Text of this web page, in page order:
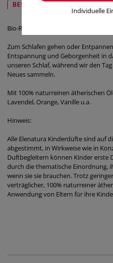
BESCHREIBUNG
Bio-Raumspray Nachteule Pia 50 ml
Zum Schlafen gehen oder
Entspannung und Geborgenheit in
unseren Schlaf, während wir den
Neues sammeln.
Mit 100% naturreinen ätherischen
Lavendel, Orange, Vanille u.a.
Hinweis:
Alle Elenatura Kinderdüfte sind auf
abgestimmt, in Wirkweise wie in
Duftbegleitern können Kinder erste
durch die thematische Einordnung,
wenn sie sie brauchen. Trotz
verträglicher, 100% naturreiner
Anwendung von Eltern für ihre
Individuelle